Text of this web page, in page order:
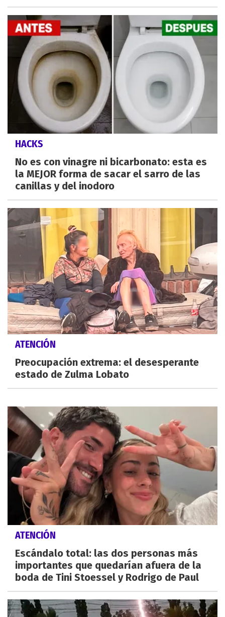
HACKS
No es con vinagre ni bicarbonato: esta es
la MEJOR forma de sacar el sarro de las
canillas y del inodoro
ATENCIÓN
Preocupación extrema: el desesperante
estado de Zulma Lobato
ATENCIÓN
Escándalo total: las dos personas más
importantes que quedarían afuera de la
boda de Tini Stoessel y Rodrigo de Paul